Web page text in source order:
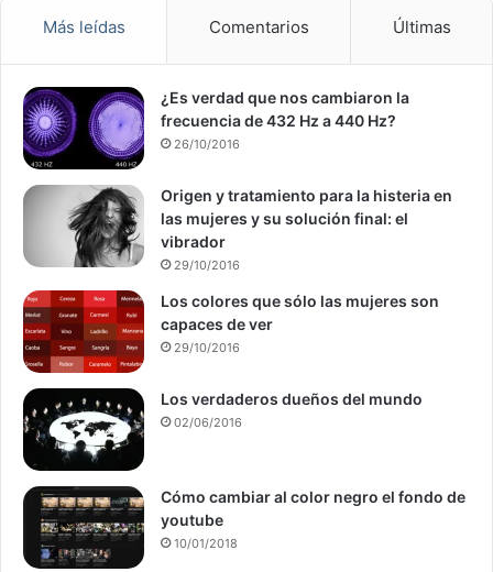
Más leídas Comentarios Últimas
¿Es verdad que nos cambiaron la
frecuencia de 432 Hz a 440 Hz?
26/10/2016
Origen y tratamiento para la histeria en
las mujeres y su solución final: el
vibrador
29/10/2016
Los colores que sólo las mujeres son
capaces de ver
29/10/2016
Los verdaderos dueños del mundo
02/06/2016
Cómo cambiar al color negro el fondo de
youtube
10/01/2018